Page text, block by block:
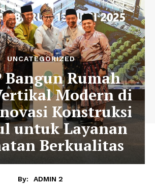
UNCATEGORIZED
Bangun Rumah
Modern di
Konstruksi
untuk Layanan
Berkualitas
By:
ADMIN 2